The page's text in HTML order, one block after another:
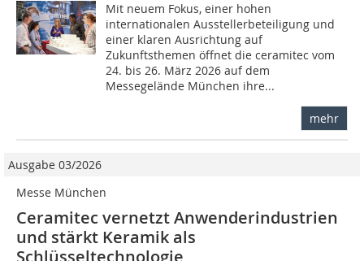
Mit neuem Fokus, einer hohen
internationalen Ausstellerbeteiligung und
einer klaren Ausrichtung auf
Zukunftsthemen öffnet die ceramitec vom
24. bis 26. März 2026 auf dem
Messegelände München ihre...
mehr
Ausgabe 03/2026
Messe München
Ceramitec vernetzt Anwenderindustrien
und stärkt Keramik als